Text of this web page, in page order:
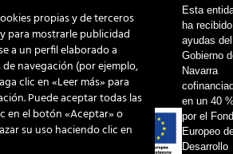
propias y de terceros
para mostrarle publicidad
a un perfil elaborado a
navegación (por ejemplo,
clic en «Leer más» para
Puede aceptar todas las
en el botón «Aceptar» o
su uso haciendo clic en
Esta
ha recibido
ayudas del
Gobierno
Navarra
en un 40
por el
Europeo
Desarrollo